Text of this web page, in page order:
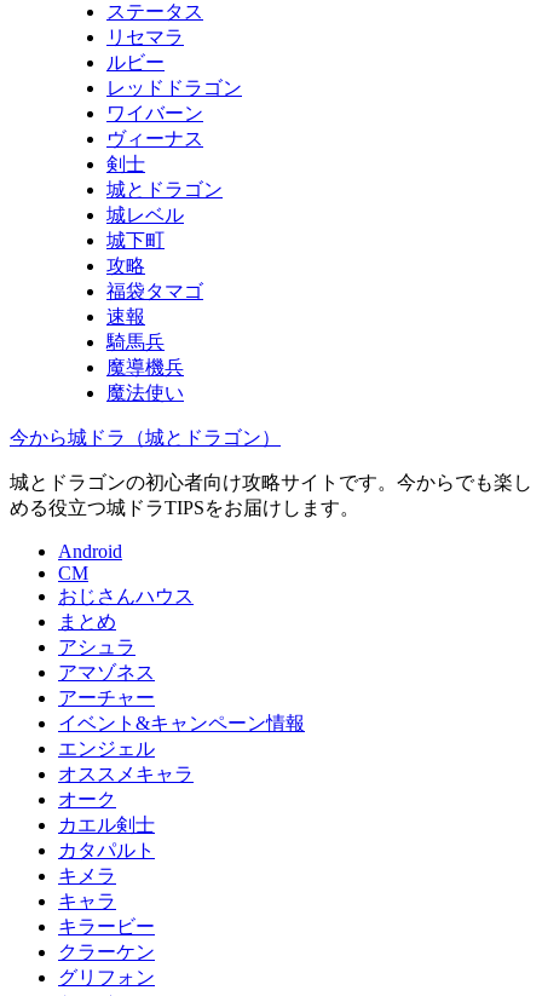
ステータス
リセマラ
ルビー
レッドドラゴン
ワイバーン
ヴィーナス
剣士
城とドラゴン
城レベル
城下町
攻略
福袋タマゴ
速報
騎馬兵
魔導機兵
魔法使い
今から城ドラ（城とドラゴン）
城とドラゴンの初心者向け攻略サイトです。今からでも楽し
める役立つ城ドラTIPSをお届けします。
Android
CM
おじさんハウス
まとめ
アシュラ
アマゾネス
アーチャー
イベント&キャンペーン情報
エンジェル
オススメキャラ
オーク
カエル剣士
カタパルト
キメラ
キャラ
キラービー
クラーケン
グリフォン